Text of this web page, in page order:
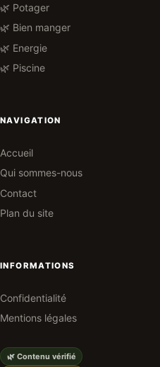
🌿 Potager
🌿 Bien manger
🌿 Energie
🌿 Piscine
NAVIGATION
Accueil
Qui sommes-nous
Contact
Plan du site
INFORMATIONS
Confidentialité
Mentions légales
🌿 Contenu vérifié